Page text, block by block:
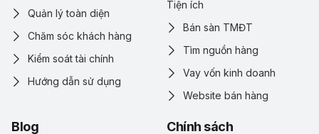
Quản lý toàn diện
Chăm sóc khách hàng
Kiểm soát tài chính
Hướng dẫn sử dụng
Tiện ích
Bán sàn TMĐT
Tìm nguồn hàng
Vay vốn kinh doanh
Website bán hàng
Blog Chính sách